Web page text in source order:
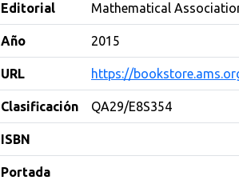
Editorial Mathematical
Año 2015
URL https://
Clasificación QA29/E8S354
ISBN
Portada